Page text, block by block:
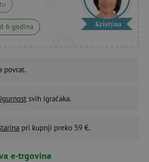
6 godina Kristýna
povrat.
svih igračaka.
pri kupnji preko 59 €.
e-trgovina